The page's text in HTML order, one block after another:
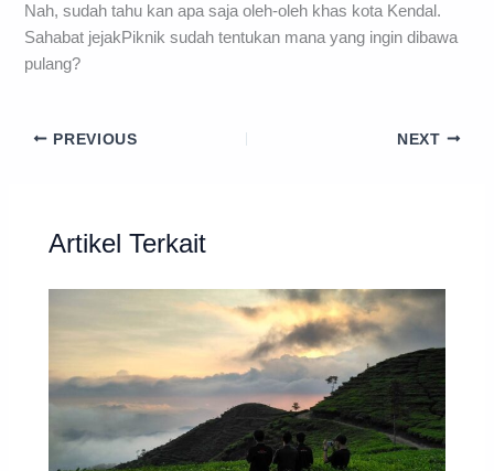
Nah, sudah tahu kan apa saja oleh-oleh khas kota Kendal.
Sahabat jejakPiknik sudah tentukan mana yang ingin dibawa
pulang?
PREVIOUS NEXT
Artikel Terkait